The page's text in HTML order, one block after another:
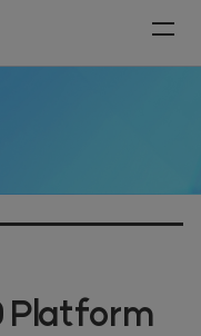
Platform